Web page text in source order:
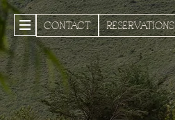
CONTACT RESERVATIONS